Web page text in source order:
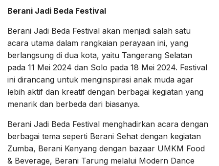
Berani Jadi Beda Festival
Berani Jadi Beda Festival akan menjadi salah satu
acara utama dalam rangkaian perayaan ini, yang
berlangsung di dua kota, yaitu Tangerang Selatan
pada 11 Mei 2024 dan Solo pada 18 Mei 2024. Festival
ini dirancang untuk menginspirasi anak muda agar
lebih aktif dan kreatif dengan berbagai kegiatan yang
menarik dan berbeda dari biasanya.
Berani Jadi Beda Festival menghadirkan acara dengan
berbagai tema seperti Berani Sehat dengan kegiatan
Zumba, Berani Kenyang dengan bazaar UMKM Food
& Beverage, Berani Tarung melalui Modern Dance